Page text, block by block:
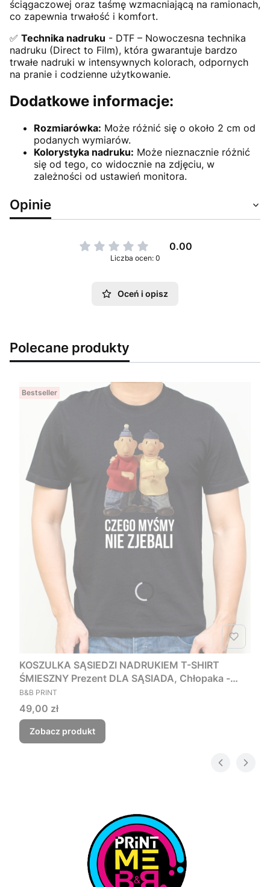
ściągaczowej oraz taśmę wzmacniającą na ramionach,
co zapewnia trwałość i komfort.
✅ Technika nadruku - DTF – Nowoczesna technika
nadruku (Direct to Film), która gwarantuje bardzo
trwałe nadruki w intensywnych kolorach, odpornych
na pranie i codzienne użytkowanie.
Dodatkowe informacje:
Rozmiarówka: Może różnić się o około 2 cm od
podanych wymiarów.
Kolorystyka nadruku: Może nieznacznie różnić
się od tego, co widocznie na zdjęciu, w
zależności od ustawień monitora.
Opinie
0.00
Liczba ocen: 0
Oceń i opisz
Polecane produkty
Bestseller
KOSZULKA SĄSIEDZI NADRUKIEM T-SHIRT
ŚMIESZNY Prezent DLA SĄSIADA, Chłopaka -
Czego myśmy nie zjebali
PRODUCENT
B&B PRINT
Cena
49,00 zł
Zobacz produkt